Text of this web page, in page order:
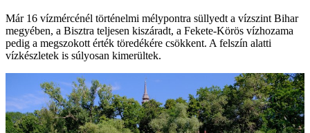
Már 16 vízmércénél történelmi mélypontra süllyedt a vízszint Bihar
megyében, a Bisztra teljesen kiszáradt, a Fekete-Körös vízhozama
pedig a megszokott érték töredékére csökkent. A felszín alatti
vízkészletek is súlyosan kimerültek.